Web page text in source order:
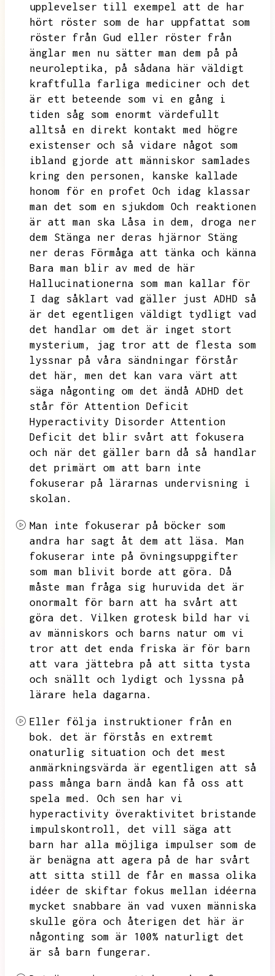
upplevelser till exempel att de har
hört röster som de har uppfattat som
röster från Gud eller röster från
änglar men nu sätter man dem på på
neuroleptika,
på sådana här väldigt
kraftfulla farliga mediciner och det
är ett beteende som vi en gång i
tiden såg som enormt värdefullt
alltså en direkt kontakt med högre
existenser och så vidare något som
ibland gjorde att människor samlades
kring den personen,
kanske kallade
honom för en profet Och idag klassar
man det som en sjukdom Och reaktionen
är att man ska Låsa in dem,
droga ner
dem Stänga ner deras hjärnor Stäng
ner deras
Förmåga att tänka och känna
Bara man blir av med de här
Hallucinationerna som man kallar för
I dag såklart
vad gäller just ADHD så
är det egentligen väldigt tydligt vad
det handlar om det är inget stort
mysterium,
jag tror att de flesta som
lyssnar på våra sändningar förstår
det här,
men det kan vara värt att
säga någonting om det ändå ADHD det
står för Attention Deficit
Hyperactivity Disorder Attention
Deficit det blir svårt att fokusera
och när det gäller barn då så handlar
det primärt om att barn inte
fokuserar på lärarnas undervisning i
skolan.
Man inte fokuserar på böcker som
andra har sagt åt dem att läsa.
Man
fokuserar inte på övningsuppgifter
som man blivit borde att göra.
Då
måste man fråga sig huruvida det är
onormalt för barn att ha svårt att
göra det.
Vilken grotesk bild har vi
av människors och barns natur om vi
tror att det enda friska är för barn
att vara jättebra på att sitta tysta
och snällt och lydigt och lyssna på
lärare hela dagarna.
Eller följa instruktioner från en
bok.
det är förstås en extremt
onaturlig situation och det mest
anmärkningsvärda är egentligen att så
pass många barn ändå kan få oss att
spela med.
Och sen har vi
hyperactivity överaktivitet bristande
impulskontroll,
det vill säga att
barn har alla möjliga impulser som de
är benägna att agera på de har svårt
att sitta still de får en massa olika
idéer de skiftar fokus mellan idéerna
mycket snabbare än vad vuxen människa
skulle göra och återigen det här är
någonting som är 100% naturligt det
är så barn fungerar.